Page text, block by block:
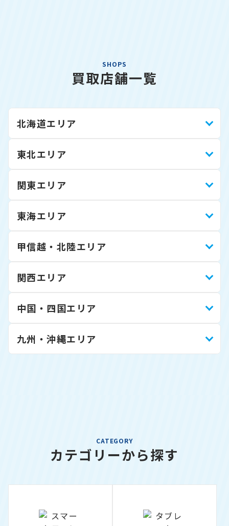
SHOPS
買取店舗一覧
北海道エリア
東北エリア
関東エリア
東海エリア
甲信越・北陸エリア
関西エリア
中国・四国エリア
九州・沖縄エリア
CATEGORY
カテゴリーから探す